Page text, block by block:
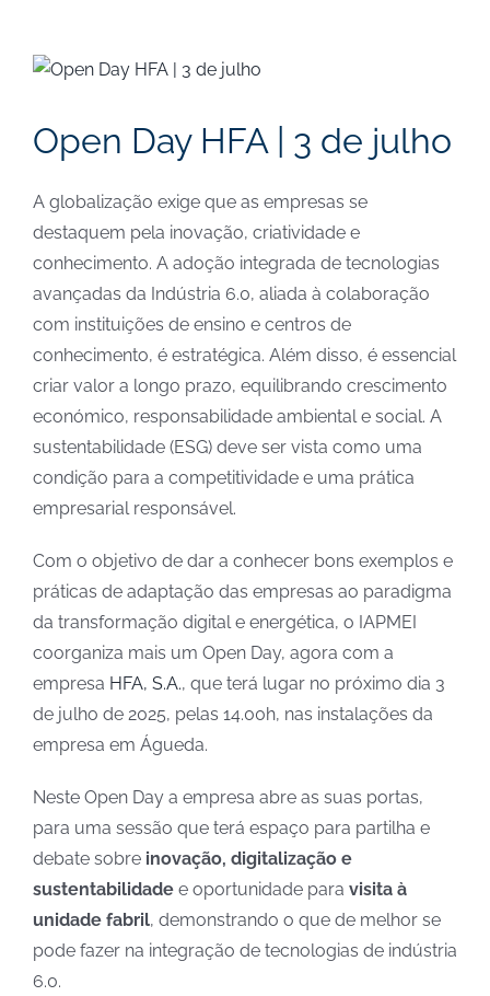
View
Image
Open Day HFA | 3 de julho
A globalização exige que as empresas se
destaquem pela inovação, criatividade e
conhecimento. A adoção integrada de tecnologias
avançadas da Indústria 6.0, aliada à colaboração
com instituições de ensino e centros de
conhecimento, é estratégica. Além disso, é essencial
criar valor a longo prazo, equilibrando crescimento
económico, responsabilidade ambiental e social. A
sustentabilidade (ESG) deve ser vista como uma
condição para a competitividade e uma prática
empresarial responsável.
Com o objetivo de dar a conhecer bons exemplos e
práticas de adaptação das empresas ao paradigma
da transformação digital e energética, o IAPMEI
coorganiza mais um Open Day, agora com a
empresa HFA, S.A., que terá lugar no próximo dia 3
de julho de 2025, pelas 14.00h, nas instalações da
empresa em Águeda.
Neste Open Day a empresa abre as suas portas,
para uma sessão que terá espaço para partilha e
debate sobre inovação, digitalização e
sustentabilidade e oportunidade para visita à
unidade fabril, demonstrando o que de melhor se
pode fazer na integração de tecnologias de indústria
6.0.